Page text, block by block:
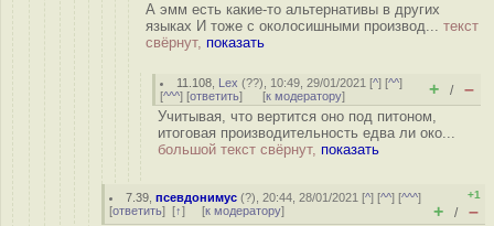
А эмм есть какие-то альтернативы в других
языках И тоже с околосишными производ... текст
свёрнут, показать
11.108 Lex (??), 10:49, 29/01/2021 [^] [^^]
[^^^] [ответить] [к модератору] + / –
Учитывая, что вертится оно под питоном,
итоговая производительность едва ли око...
большой текст свёрнут, показать
7.39 ,псевдонимус (?), 20:44, 28/01/2021 [^] [^^] [^^^]
[ответить] [↑] [к модератору]
+1
+ / –